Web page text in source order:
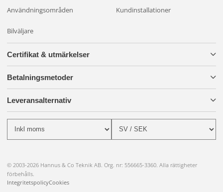
Användningsområden Kundinstallationer
Bilväljare
Certifikat & utmärkelser
Betalningsmetoder
Leveransalternativ
© 2003-2026 Hannus & Co Teknik AB. Org. nr: 556665-3360. Alla rättigheter
förbehålls.
IntegritetspolicyCookies